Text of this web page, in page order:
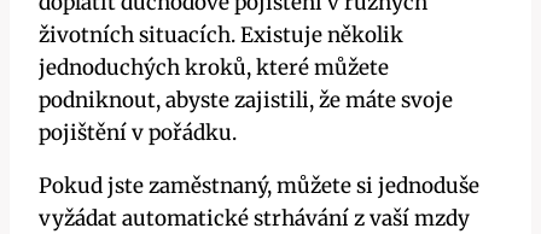
životních situacích. Existuje několik
jednoduchých kroků, které můžete
podniknout, abyste zajistili, že máte svoje
pojištění v pořádku.
Pokud jste zaměstnaný, můžete si jednoduše
vyžádat automatické strhávání z vaší mzdy